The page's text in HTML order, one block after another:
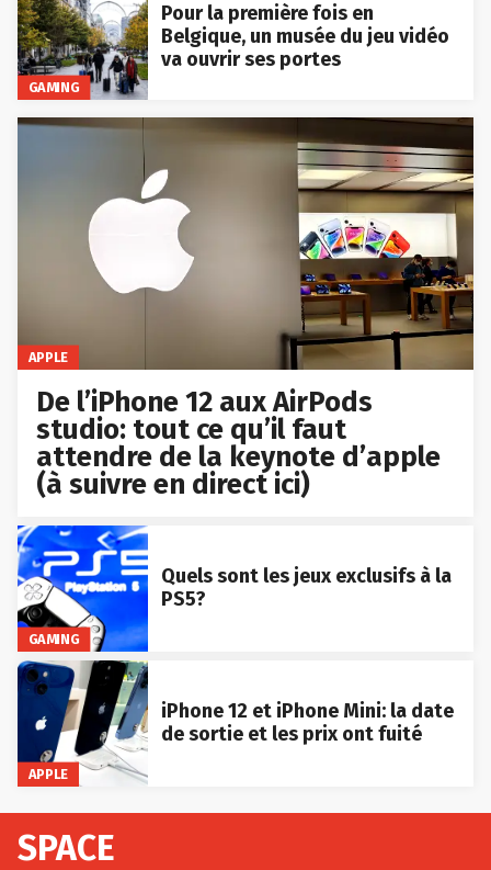
GAMING
Pour la première fois en
Belgique, un musée du jeu vidéo
va ouvrir ses portes
APPLE
De l’iPhone 12 aux AirPods
studio: tout ce qu’il faut
attendre de la keynote d’apple
(à suivre en direct ici)
GAMING
Quels sont les jeux exclusifs à la
PS5?
APPLE
iPhone 12 et iPhone Mini: la date
de sortie et les prix ont fuité
SPACE